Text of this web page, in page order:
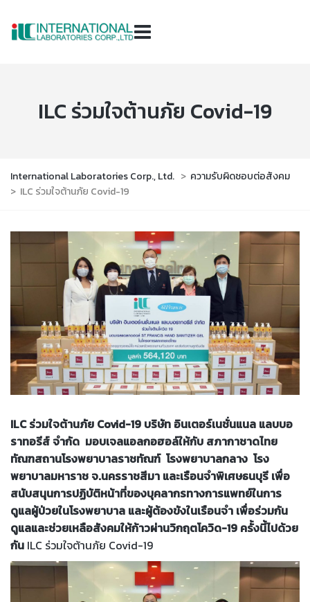
ILC ร่วมใจต้านภัย Covid-19
International Laboratories Corp., Ltd. > ความรับผิดชอบต่อสังคม
> ILC ร่วมใจต้านภัย Covid-19
ILC ร่วมใจต้านภัย Covid-19 บริษัท อินเตอร์เนชั่นแนล แลบบอ
ราทอรีส์ จำกัด มอบเจลแอลกอฮอล์ให้กับ สภากาชาดไทย
ทัณฑสถานโรงพยาบาลราชทัณฑ์ โรงพยาบาลกลาง โรง
พยาบาลมหาราช จ.นครราชสีมา และเรือนจำพิเศษธนบุรี เพื่อ
สนับสนุนการปฏิบัติหน้าที่ของบุคลากรทางการแพทย์ในการ
ดูแลผู้ป่วยในโรงพยาบาล และผู้ต้องขังในเรือนจำ เพื่อร่วมกัน
ดูแลและช่วยเหลือสังคมให้ก้าวผ่านวิกฤตโควิด-19 ครั้งนี้ไปด้วย
กัน ILC ร่วมใจต้านภัย Covid-19